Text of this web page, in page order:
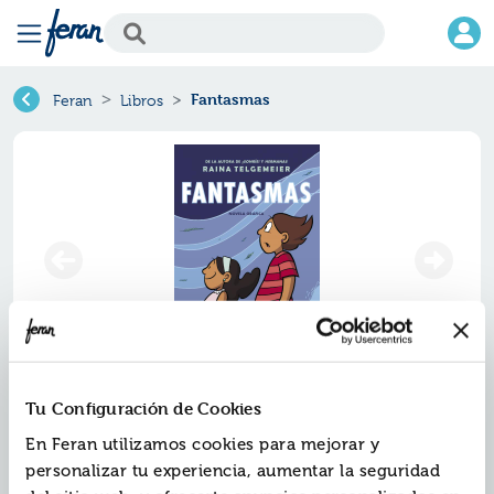
Tu Configuración de Cookies
En Feran utilizamos cookies para mejorar y
personalizar tu experiencia, aumentar la seguridad
Feran Libros Fantasmas
Fantasmas
Ref. ZMV-7708504
ISBN:9788417708504